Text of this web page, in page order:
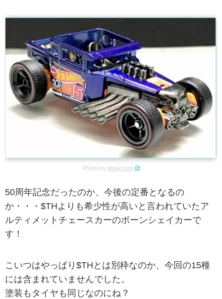
Photo by ebay.com
50周年記念だったのか、今後の定番となるの
か・・・$THよりも希少性が高いと言われていたア
ルティメットチェースカーのボーンシェイカーで
す！
こいつはやっぱり$THとは別枠なのか、今回の15種
には含まれていませんでした。
塗装もタイヤも同じなのにね？